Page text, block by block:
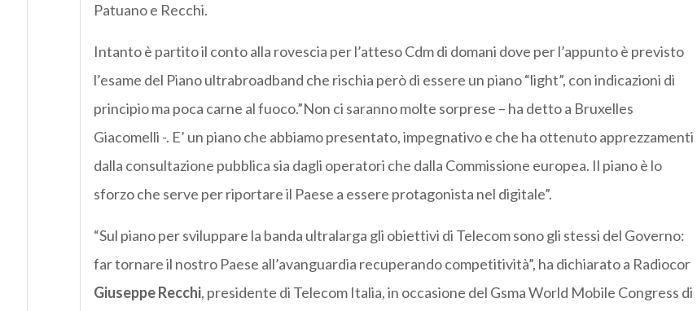
Patuano e Recchi.
Intanto è partito il conto alla rovescia per l’atteso Cdm di domani dove per l’appunto è previsto
l’esame del Piano ultrabroadband che rischia però di essere un piano “light”, con indicazioni di
principio ma poca carne al fuoco.”Non ci saranno molte sorprese – ha detto a Bruxelles
Giacomelli -. E’ un piano che abbiamo presentato, impegnativo e che ha ottenuto apprezzamenti
dalla consultazione pubblica sia dagli operatori che dalla Commissione europea. Il piano è lo
sforzo che serve per riportare il Paese a essere protagonista nel digitale”.
“Sul piano per sviluppare la banda ultralarga gli obiettivi di Telecom sono gli stessi del Governo:
far tornare il nostro Paese all’avanguardia recuperando competitività”, ha dichiarato a Radiocor
Giuseppe Recchi, presidente di Telecom Italia, in occasione del Gsma World Mobile Congress di